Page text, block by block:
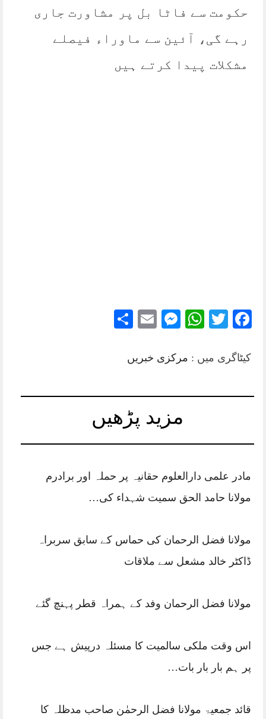
حکومت سے فاٹا بل پر مشاورت جاری
رہے گی، آئین سے ماوراء فیصلے
مشکلات پیدا کرتے ہیں
Facebook
Twitter
WhatsApp
Messenger
Email
کیٹاگری میں : مرکزی خبریں
مزید پڑھیں
مادر علمی دارالعلوم حقانیہ پر حملہ اور برادرم
مولانا حامد الحق سمیت شہداء کی…
مولانا فضل الرحمان کی حماس کے سابق سربراہ
ڈاکٹر خالد مشعل سے ملاقات
مولانا فضل الرحمان وفد کے ہمراہ قطر پہنچ گئے
اس وقت ملکی سالمیت کا مسئلہ درپیش ہے جس
پر ہم بار بار بات…
قائد جمعیۃ مولانا فضل الرحمٰن صاحب مدظلہ کا